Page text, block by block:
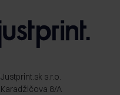
Justprint.sk s.r.o.
Karadžičova 8/A